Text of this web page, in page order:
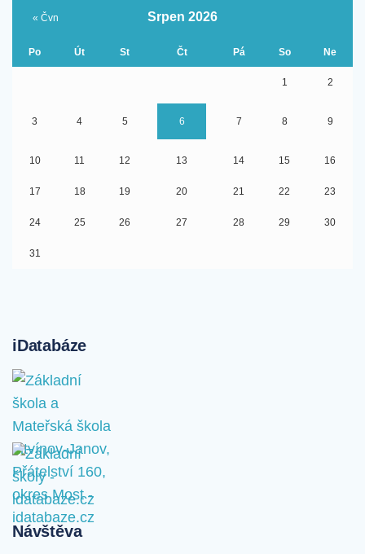
Srpen 2026
Po Út St Čt Pá So Ne
1 2
3 4 5 6 7 8 9
10 11 12 13 14 15 16
17 18 19 20 21 22 23
24 25 26 27 28 29 30
31
« Čvn
iDatabáze
Návštěva